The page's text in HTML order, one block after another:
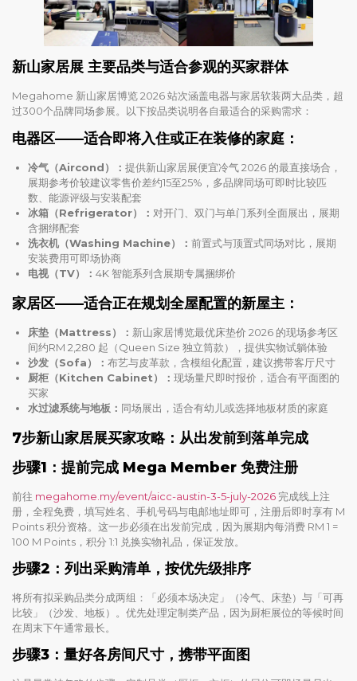
新山家居展 主要品类与适合参观的买家群体
Megahome 新山家居博览 2026 站次涵盖电器与家居软装两大品类，超
过300个品牌同场参展。以下按品类说明各自最适合的采购需求：
电器区——适合即将入住或正在装修的家庭：
冷气（Aircond）： 提供新山家居展便宜冷气 2026 的最直接场合，
展期参考价较建议零售价差约15至25%，多品牌同场可即时比较匹
数、能源评级与安装配套
冰箱（Refrigerator）： 对开门、双门与单门系列全面展出，展期
含捆绑配套
洗衣机（Washing Machine）： 前置式与顶置式同场对比，展期
安装费用可即场协商
电视（TV）： 4K 智能系列含展期专属捆绑价
家居区——适合正在规划全屋配置的新屋主：
床垫（Mattress）： 新山家居博览最优床垫价 2026 的现场参考区
间约RM 2,280 起（Queen Size 独立筒款），提供实物试躺体验
沙发（Sofa）： 布艺与皮革款，含模组化配置，建议携带客厅尺寸
厨柜（Kitchen Cabinet）： 现场量尺即时报价，适合有平面图的
买家
水过滤系统与地板： 同场展出，适合有幼儿或选择地板材质的家庭
7步新山家居展买家攻略：从出发前到落单完成
步骤1：提前完成 Mega Member 免费注册
前往 megahome.my/event/aicc-austin-3-5-july-2026 完成线上注
册，全程免费，填写姓名、手机号码与电邮地址即可，注册后即时享有 M
Points 积分资格。这一步必须在出发前完成，因为展期内每消费 RM 1 =
100 M Points，积分 1:1 兑换实物礼品，保证发放。
步骤2：列出采购清单，按优先级排序
将所有拟采购品类分成两组：「必须本场决定」（冷气、床垫）与「可再
比较」（沙发、地板）。优先处理定制类产品，因为厨柜展位的等候时间
在周末下午通常最长。
步骤3：量好各房间尺寸，携带平面图